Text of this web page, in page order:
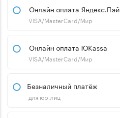
Онлайн оплата Яндекс.Пэй
VISA/MasterCard/Мир
Онлайн оплата ЮKassa
VISA/MasterCard/Мир
Безналичный платёж
для юр.лиц